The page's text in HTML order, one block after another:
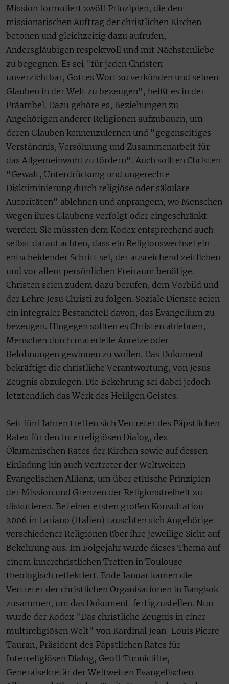
Mission formuliert zwölf Prinzipien, die den
missionarischen Auftrag der christlichen Kirchen
betonen und gleichzeitig dazu aufrufen,
Andersgläubigen respektvoll und mit Nächstenliebe
zu begegnen. Es sei "für jeden Christen
unverzichtbar, Gottes Wort zu verkünden und seinen
Glauben in der Welt zu bezeugen", heißt es in der
Präambel. Dazu gehöre es, Beziehungen zu
Angehörigen anderer Religionen aufzubauen, um
deren Glauben kennenzulernen und "gegenseitiges
Verständnis, Versöhnung und Zusammenarbeit für
das Allgemeinwohl zu fördern". Auch sollten Christen
"Gewalt, Unterdrückung und ungerechte
Diskriminierung durch religiöse oder säkulare
Autoritäten" ablehnen und anprangern, wo Menschen
wegen ihres Glaubens verfolgt oder eingeschränkt
werden. Sie müssten dem Kodex entsprechend auch
selbst darauf achten, dass ein Religionswechsel ein
entscheidender Schritt sei, der ausreichend zeitlichen
und vor allem persönlichen Freiraum benötige.
Christen seien zudem dazu berufen, dem Vorbild und
der Lehre Jesu Christi zu folgen. Soziale Dienste seien
ein integraler Bestandteil davon, das Evangelium zu
bezeugen. Hingegen sollten es Christen ablehnen,
Menschen durch materielle Anreize oder
Belohnungen gewinnen zu wollen. Das Dokument
bekräftigt die christliche Verantwortung, von Jesus
Zeugnis abzulegen. Die Bekehrung sei dabei jedoch
letztendlich das Werk des Heiligen Geistes.
Seit fünf Jahren treffen sich Vertreter des Päpstlichen
Rates für den Interreligiösen Dialog, des
Ökumenischen Rates der Kirchen sowie auf dessen
Einladung hin auch Vertreter der Weltweiten
Evangelischen Allianz, um über ethische Prinzipien
der Mission und Grenzen der Religionsfreiheit zu
diskutieren. Bei einer ersten großen Konsultation
2006 in Lariano (Italien) tauschten sich Angehörige
verschiedener Religionen über ihre jeweilige Sicht auf
Bekehrung aus. Im Folgejahr wurde dieses Thema auf
einem innerchristlichen Treffen in Toulouse
theologisch reflektiert. Ende Januar kamen die
Vertreter der christlichen Organisationen in Bangkok
zusammen, um das Dokument fertigzustellen. Nun
wurde der Kodex "Das christliche Zeugnis in einer
multireligiösen Welt" von Kardinal Jean-Louis Pierre
Tauran, Präsident des Päpstlichen Rates für
Interreligiösen Dialog, Geoff Tunnicliffe,
Generalsekretär der Weltweiten Evangelischen